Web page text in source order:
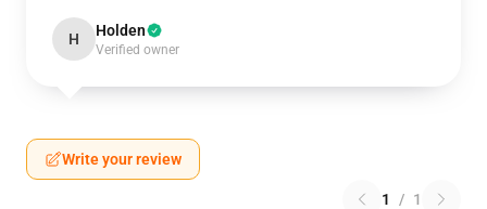
H Holden
Verified owner
Write your review
1 / 1